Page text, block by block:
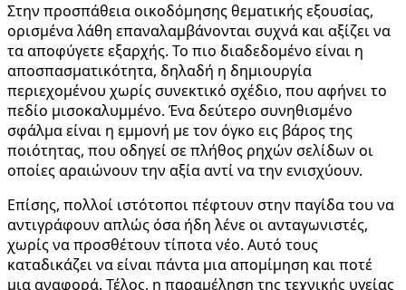
Στην προσπάθεια οικοδόμησης θεματικής εξουσίας,
ορισμένα λάθη επαναλαμβάνονται συχνά και αξίζει να
τα αποφύγετε εξαρχής. Το πιο διαδεδομένο είναι η
αποσπασματικότητα, δηλαδή η δημιουργία
περιεχομένου χωρίς συνεκτικό σχέδιο, που αφήνει το
πεδίο μισοκαλυμμένο. Ένα δεύτερο συνηθισμένο
σφάλμα είναι η εμμονή με τον όγκο εις βάρος της
ποιότητας, που οδηγεί σε πλήθος ρηχών σελίδων οι
οποίες αραιώνουν την αξία αντί να την ενισχύουν.
Επίσης, πολλοί ιστότοποι πέφτουν στην παγίδα του να
αντιγράφουν απλώς όσα ήδη λένε οι ανταγωνιστές,
χωρίς να προσθέτουν τίποτα νέο. Αυτό τους
καταδικάζει να είναι πάντα μια απομίμηση και ποτέ
μια αναφορά. Τέλος, η παραμέληση της τεχνικής υγείας